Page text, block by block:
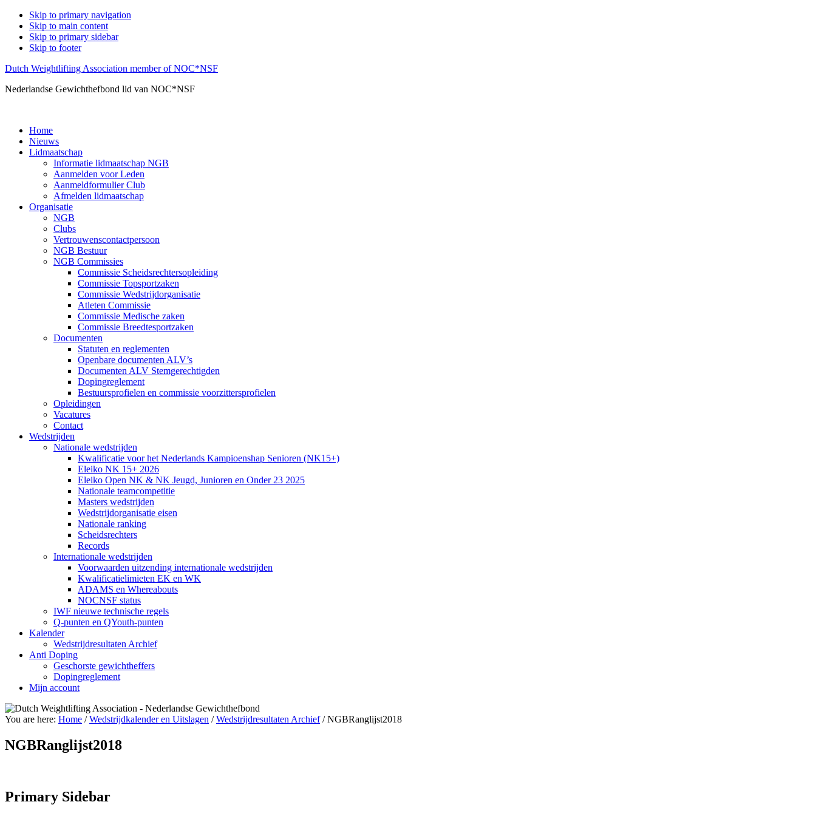
Skip to primary navigation
Skip to main content
Skip to primary sidebar
Skip to footer
Dutch Weightlifting Association member of NOC*NSF
Nederlandse Gewichthefbond lid van NOC*NSF
Home
Nieuws
Lidmaatschap
Informatie lidmaatschap NGB
Aanmelden voor Leden
Aanmeldformulier Club
Afmelden lidmaatschap
Organisatie
NGB
Clubs
Vertrouwenscontactpersoon
NGB Bestuur
NGB Commissies
Commissie Scheidsrechtersopleiding
Commissie Topsportzaken
Commissie Wedstrijdorganisatie
Atleten Commissie
Commissie Medische zaken
Commissie Breedtesportzaken
Documenten
Statuten en reglementen
Openbare documenten ALV’s
Documenten ALV Stemgerechtigden
Dopingreglement
Bestuursprofielen en commissie voorzittersprofielen
Opleidingen
Vacatures
Contact
Wedstrijden
Nationale wedstrijden
Kwalificatie voor het Nederlands Kampioenshap Senioren (NK15+)
Eleiko NK 15+ 2026
Eleiko Open NK & NK Jeugd, Junioren en Onder 23 2025
Nationale teamcompetitie
Masters wedstrijden
Wedstrijdorganisatie eisen
Nationale ranking
Scheidsrechters
Records
Internationale wedstrijden
Voorwaarden uitzending internationale wedstrijden
Kwalificatielimieten EK en WK
ADAMS en Whereabouts
NOCNSF status
IWF nieuwe technische regels
Q-punten en QYouth-punten
Kalender
Wedstrijdresultaten Archief
Anti Doping
Geschorste gewichtheffers
Dopingreglement
Mijn account
You are here: Home / Wedstrijdkalender en Uitslagen / Wedstrijdresultaten Archief /NGBRanglijst2018
NGBRanglijst2018
Primary Sidebar